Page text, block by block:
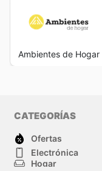
Ambientes de Hogar
CATEGORÍAS
Ofertas
Electrónica
Hogar